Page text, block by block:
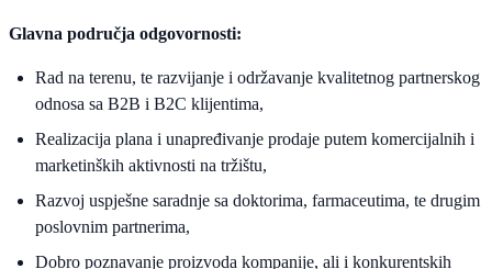
Glavna područja odgovornosti:
Rad na terenu, te razvijanje i održavanje kvalitetnog partnerskog
odnosa sa B2B i B2C klijentima,
Realizacija plana i unapređivanje prodaje putem komercijalnih i
marketinških aktivnosti na tržištu,
Razvoj uspješne saradnje sa doktorima, farmaceutima, te drugim
poslovnim partnerima,
Dobro poznavanje proizvoda kompanije, ali i konkurentskih